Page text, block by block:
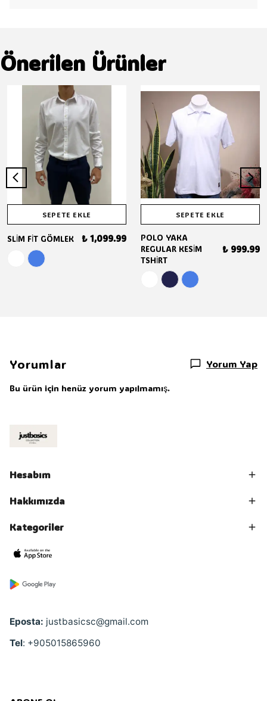
Önerilen Ürünler
SEPETE EKLE
SLİM FİT GÖMLEK ₺ 1,099.99
SEPETE EKLE
POLO YAKA
REGULAR KESİM
TSHİRT
₺ 999.99
Yorumlar Yorum Yap
Bu ürün için henüz yorum yapılmamış.
Hesabım
Hakkımızda
Kategoriler
Eposta: justbasicsc@gmail.com
Tel: +905015865960